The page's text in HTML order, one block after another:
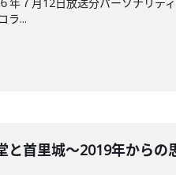
ラ...
首里城～2019年からの